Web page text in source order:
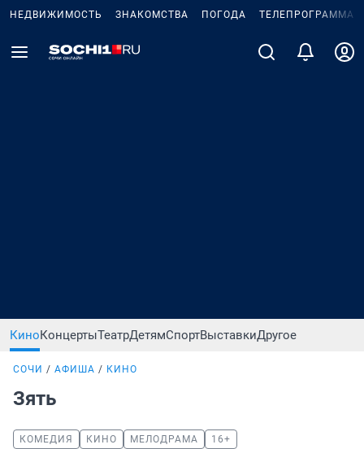
НЕДВИЖИМОСТЬ ЗНАКОМСТВА ПОГОДА ТЕЛЕПРОГРАММА
КиноКонцертыТеатрДетямСпортВыставкиДругое
СОЧИ АФИША КИНО
Зять
КОМЕДИЯ КИНО МЕЛОДРАМА 16+